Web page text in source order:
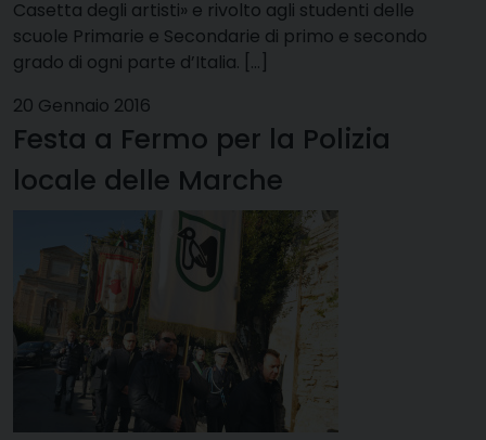
Casetta degli artisti» e rivolto agli studenti delle
scuole Primarie e Secondarie di primo e secondo
grado di ogni parte d’Italia. […]
20 Gennaio 2016
Festa a Fermo per la Polizia
locale delle Marche